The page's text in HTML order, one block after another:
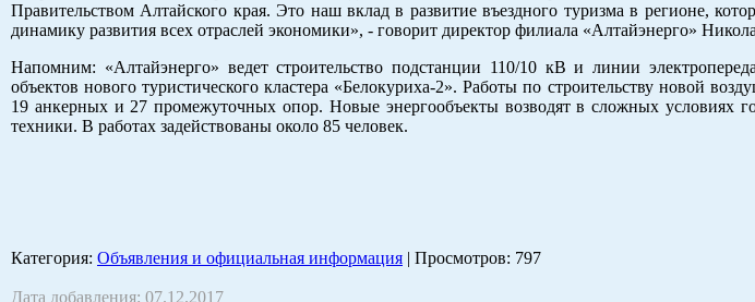
Правительством Алтайского края. Это наш вклад в развитие въездного туризма в регионе,
динамику развития всех отраслей экономики», - говорит директор филиала «Алтайэнерго»
Напомним: «Алтайэнерго» ведет строительство подстанции 110/10 кВ и линии
объектов нового туристического кластера «Белокуриха-2». Работы по строительству новой
19 анкерных и 27 промежуточных опор. Новые энергообъекты возводят в сложных условиях
техники. В работах задействованы около 85 человек.
Категория: Объявления и официальная информация | Просмотров: 797
Дата добавления: 07.12.2017